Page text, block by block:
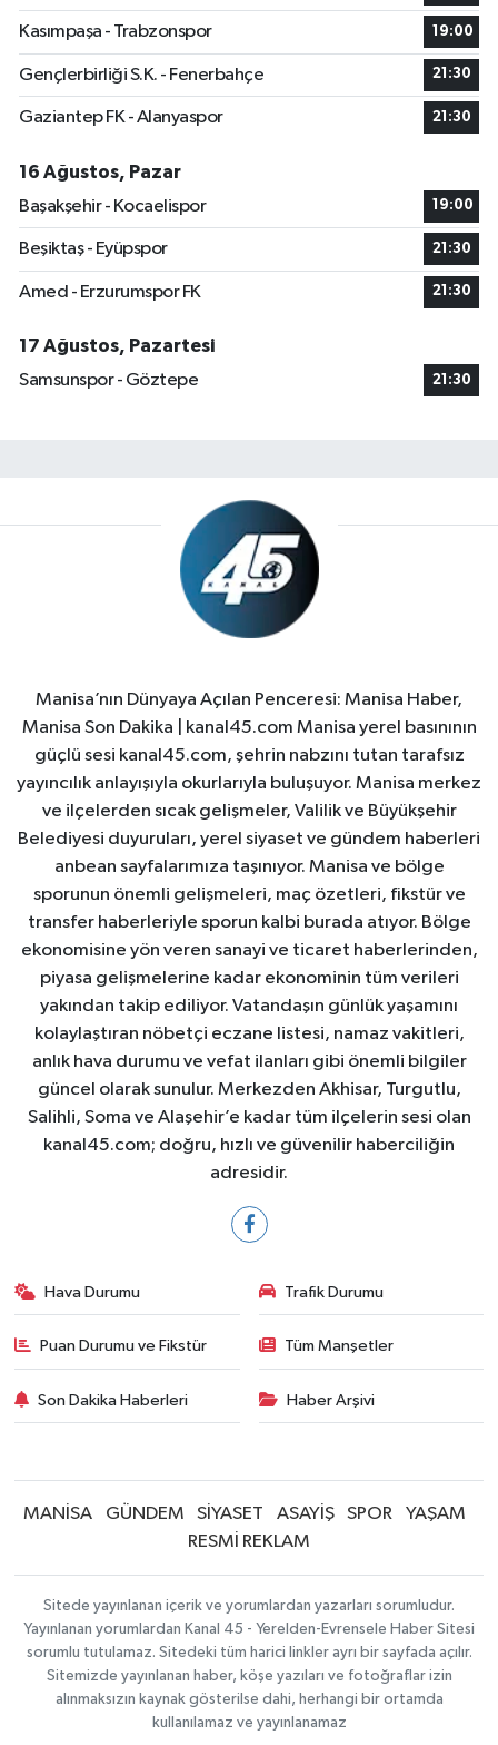
Kasımpaşa - Trabzonspor 19:00
Gençlerbirliği S.K. - Fenerbahçe 21:30
Gaziantep FK - Alanyaspor 21:30
16 Ağustos, Pazar
Başakşehir - Kocaelispor
19:00
Beşiktaş - Eyüpspor 21:30
Amed - Erzurumspor FK 21:30
17 Ağustos, Pazartesi
Samsunspor - Göztepe
21:30
Manisa’nın Dünyaya Açılan Penceresi: Manisa Haber,
Manisa Son Dakika | kanal45.com Manisa yerel basınının
güçlü sesi kanal45.com, şehrin nabzını tutan tarafsız
yayıncılık anlayışıyla okurlarıyla buluşuyor. Manisa merkez
ve ilçelerden sıcak gelişmeler, Valilik ve Büyükşehir
Belediyesi duyuruları, yerel siyaset ve gündem haberleri
anbean sayfalarımıza taşınıyor. Manisa ve bölge
sporunun önemli gelişmeleri, maç özetleri, fikstür ve
transfer haberleriyle sporun kalbi burada atıyor. Bölge
ekonomisine yön veren sanayi ve ticaret haberlerinden,
piyasa gelişmelerine kadar ekonominin tüm verileri
yakından takip ediliyor. Vatandaşın günlük yaşamını
kolaylaştıran nöbetçi eczane listesi, namaz vakitleri,
anlık hava durumu ve vefat ilanları gibi önemli bilgiler
güncel olarak sunulur. Merkezden Akhisar, Turgutlu,
Salihli, Soma ve Alaşehir’e kadar tüm ilçelerin sesi olan
kanal45.com; doğru, hızlı ve güvenilir haberciliğin
adresidir.
Hava Durumu Trafik Durumu
Puan Durumu ve Fikstür Tüm Manşetler
Son Dakika Haberleri Haber Arşivi
MANİSA GÜNDEM SİYASET ASAYİŞ SPOR
YAŞAM
RESMİ REKLAM
Sitede yayınlanan içerik ve yorumlardan yazarları sorumludur.
Yayınlanan yorumlardan Kanal 45 - Yerelden-Evrensele Haber Sitesi
sorumlu tutulamaz. Sitedeki tüm harici linkler ayrı bir sayfada açılır.
Sitemizde yayınlanan haber, köşe yazıları ve fotoğraflar izin
alınmaksızın kaynak gösterilse dahi, herhangi bir ortamda
kullanılamaz ve yayınlanamaz